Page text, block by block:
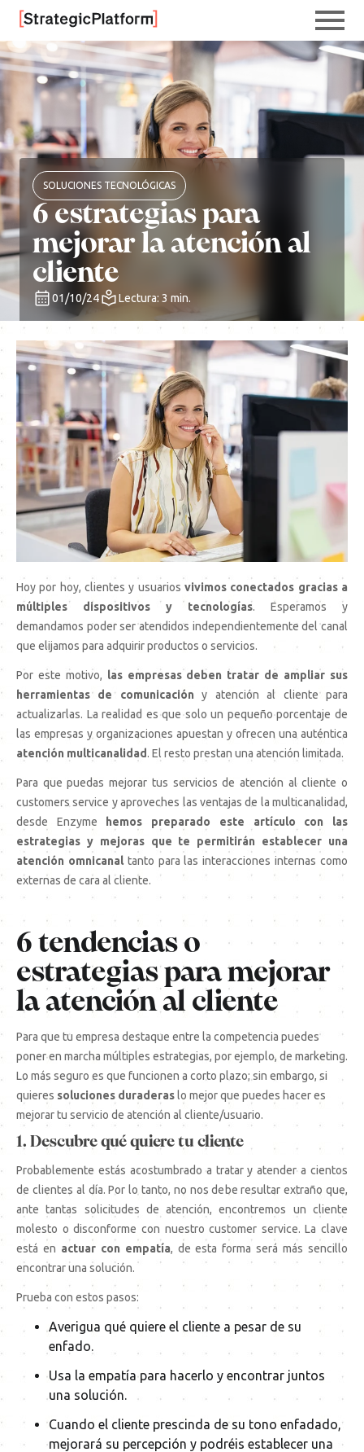
SOLUCIONES TECNOLÓGICAS
6 estrategias para
mejorar la atención al
cliente
01/10/24 Lectura: 3 min.
Hoy por hoy, clientes y usuarios vivimos conectados gracias a
múltiples dispositivos y tecnologías. Esperamos y
demandamos poder ser atendidos independientemente del canal
que elijamos para adquirir productos o servicios.
Por este motivo, las empresas deben tratar de ampliar sus
herramientas de comunicacióny atención al cliente para
actualizarlas. La realidad es que solo un pequeño porcentaje de
las empresas y organizaciones apuestan y ofrecen una auténtica
atención multicanalidad . El resto prestan una atención limitada.
Para que puedas mejorar tus servicios de atención al cliente o
customers service y aproveches las ventajas de la multicanalidad,
desde Enzyme
hemos preparado este artículo con las
estrategias y mejoras que te permitirán establecer una
atención omnicanal tanto para las interacciones internas como
externas de cara al cliente.
6 tendencias o
estrategias para mejorar
la atención al cliente
Para que tu empresa destaque entre la competencia puedes
poner en marcha múltiples estrategias, por ejemplo, de marketing.
Lo más seguro es que funcionen a corto plazo; sin embargo, si
quieres soluciones duraderas lo mejor que puedes hacer es
mejorar tu servicio de atención al cliente/usuario.
1. Descubre qué quiere tu cliente
Probablemente estás acostumbrado a tratar y atender a cientos
de clientes al día. Por lo tanto, no nos debe resultar extraño que,
ante tantas solicitudes de atención, encontremos un cliente
molesto o disconforme con nuestro customer service. La clave
está en actuar con empatía, de esta forma será más sencillo
encontrar una solución.
Prueba con estos pasos:
Averigua qué quiere el cliente a pesar de su
enfado.
Usa la empatía para hacerlo y encontrar juntos
una solución.
Cuando el cliente prescinda de su tono enfadado,
mejorará su percepción y podréis establecer una